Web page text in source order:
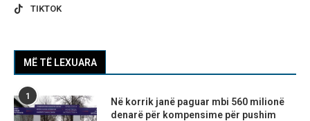
TIKTOK
MË TË LEXUARA
1
Në korrik janë paguar mbi 560 milionë
denarë për kompensime për pushim